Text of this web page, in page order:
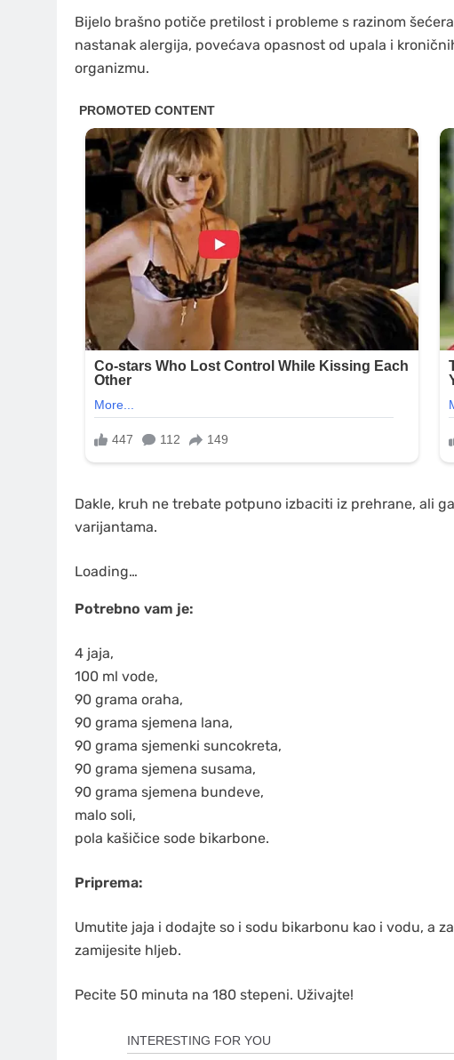
Bijelo brašno potiče pretilost i probleme s razinom
nastanak alergija, povećava opasnost od upala i
organizmu.
Dakle, kruh ne trebate potpuno izbaciti iz prehrane, ali
varijantama.
Loading…
Potrebno vam je:
4 jaja,
100 ml vode,
90 grama oraha,
90 grama sjemena lana,
90 grama sjemenki suncokreta,
90 grama sjemena susama,
90 grama sjemena bundeve,
malo soli,
pola kašičice sode bikarbone.
Priprema:
Umutite jaja i dodajte so i sodu bikarbonu kao i vodu, a
zamijesite hljeb.
Pecite 50 minuta na 180 stepeni. Uživajte!